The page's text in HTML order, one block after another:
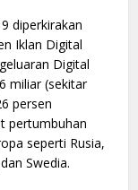
diperkirakan
Iklan Digital
Digital
miliar (sekitar
persen
pertumbuhan
seperti Rusia,
Swedia.